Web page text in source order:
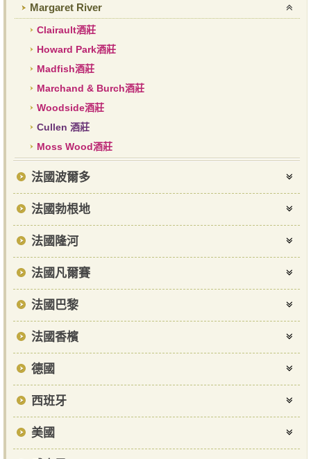
Margaret River
Clairault酒莊
Howard Park酒莊
Madfish酒莊
Marchand & Burch酒莊
Woodside酒莊
Cullen 酒莊
Moss Wood酒莊
法國波爾多
法國勃根地
法國隆河
法國凡爾賽
法國巴黎
法國香檳
德國
西班牙
美國